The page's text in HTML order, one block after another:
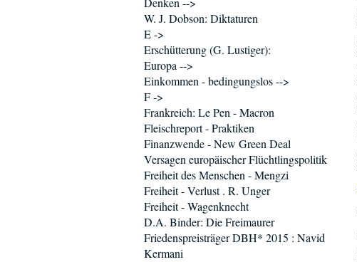
W. J. Dobson: Diktaturen
E ->
Erschütterung (G. Lustiger):
Europa -->
Einkommen - bedingungslos -->
F ->
Frankreich: Le Pen - Macron
Fleischreport - Praktiken
Finanzwende - New Green Deal
Versagen europäischer Flüchtlingspolitik
Freiheit des Menschen - Mengzi
Freiheit - Verlust . R. Unger
Freiheit - Wagenknecht
D.A. Binder: Die Freimaurer
Friedenspreisträger DBH* 2015 : Navid
Kermani